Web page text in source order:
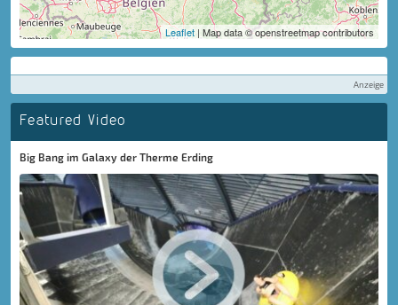
Leaflet | Map data © openstreetmap contributors
Anzeige
Featured Video
Big Bang im Galaxy der Therme Erding